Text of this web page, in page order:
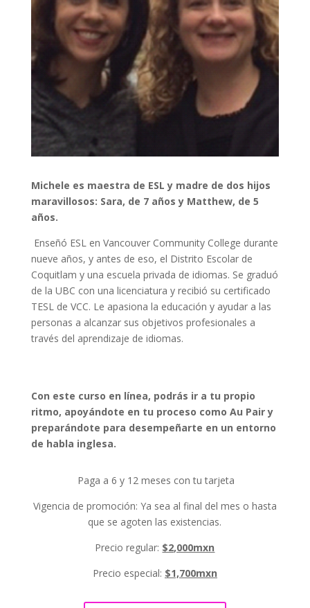
Michele es maestra de ESL y madre de dos hijos
maravillosos: Sara, de 7 años y Matthew, de 5
años.
Enseñó ESL en Vancouver Community College durante
nueve años, y antes de eso, el Distrito Escolar de
Coquitlam y una escuela privada de idiomas. Se graduó
de la UBC con una licenciatura y recibió su certificado
TESL de VCC. Le apasiona la educación y ayudar a las
personas a alcanzar sus objetivos profesionales a
través del aprendizaje de idiomas.
Con este curso en línea, podrás ir a tu propio
ritmo, apoyándote en tu proceso como Au Pair y
preparándote para desempeñarte en un entorno
de habla inglesa.
Paga a 6 y 12 meses con tu tarjeta
Vigencia de promoción: Ya sea al final del mes o hasta
que se agoten las existencias.
Precio regular: $2,000mxn
Precio especial: $1,700mxn